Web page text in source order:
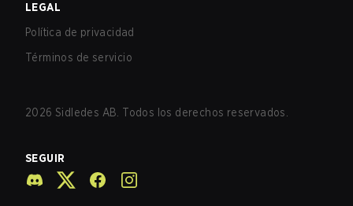
LEGAL
Política de privacidad
Términos de servicio
2026 Sidledes AB. Todos los derechos reservados.
SEGUIR